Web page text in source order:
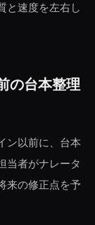
と速度を左右し
の台本整理
ン以前に、台本
当者がナレータ
来の修正点を予